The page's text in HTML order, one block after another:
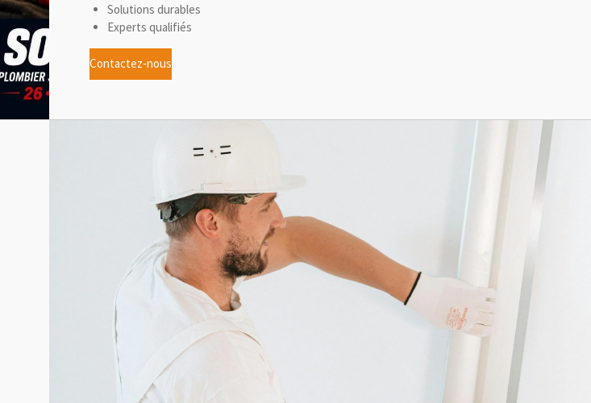
Solutions durables
Experts qualifiés
Contactez-nous